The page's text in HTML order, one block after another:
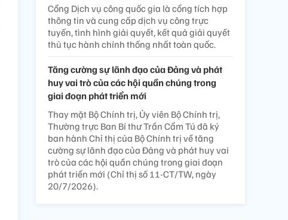
Cổng Dịch vụ công quốc gia là cổng tích hợp
thông tin và cung cấp dịch vụ công trực
tuyến, tình hình giải quyết, kết quả giải quyết
thủ tục hành chính thống nhất toàn quốc.
Tăng cường sự lãnh đạo của Đảng và phát
huy vai trò của các hội quần chúng trong
giai đoạn phát triển mới
Thay mặt Bộ Chính trị, Ủy viên Bộ Chính trị,
Thường trực Ban Bí thư Trần Cẩm Tú đã ký
ban hành Chỉ thị của Bộ Chính trị về tăng
cường sự lãnh đạo của Đảng và phát huy vai
trò của các hội quần chúng trong giai đoạn
phát triển mới (Chỉ thị số 11-CT/TW, ngày
20/7/2026).